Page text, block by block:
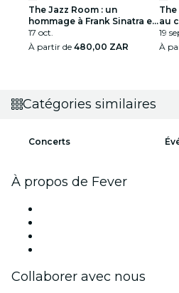
The Jazz Room : un
hommage à Frank Sinatra et
Louis Armstrong
17 oct.
À partir de 480,00 ZAR
The
au
19
À
Catégories similaires
Concerts
À propos de Fever
Collaborer avec nous